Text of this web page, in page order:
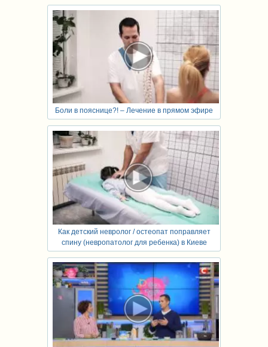
Боли в пояснице?! – Лечение в прямом эфире
Как детский невролог / остеопат поправляет
спину (невропатолог для ребенка) в Киеве